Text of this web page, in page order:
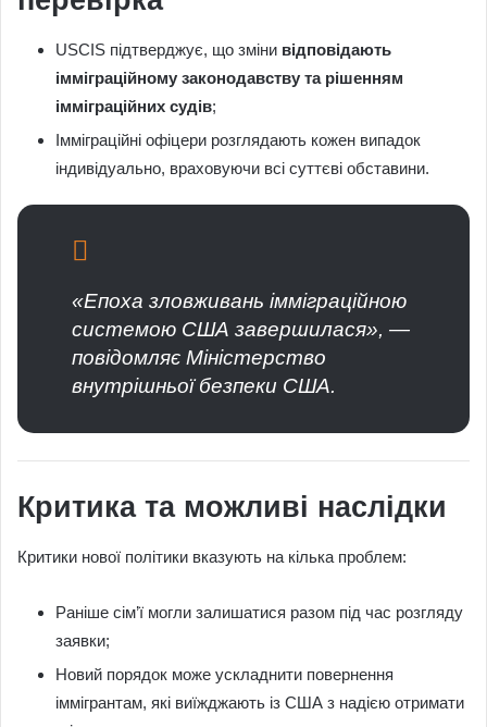
USCIS підтверджує, що зміни відповідають
імміграційному законодавству та рішенням
імміграційних судів;
Імміграційні офіцери розглядають кожен випадок
індивідуально, враховуючи всі суттєві обставини.
«Епоха зловживань імміграційною
системою США завершилася», —
повідомляє Міністерство
внутрішньої безпеки США.
Критика та можливі наслідки
Критики нової політики вказують на кілька проблем:
Раніше сім’ї могли залишатися разом під час розгляду
заявки;
Новий порядок може ускладнити повернення
іммігрантам, які виїжджають із США з надією отримати